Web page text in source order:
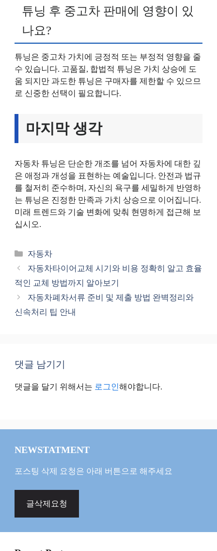
튜닝 후 중고차 판매에 영향이 있
나요?
튜닝은 중고차 가치에 긍정적 또는 부정적 영향을 줄
수 있습니다. 고품질, 합법적 튜닝은 가치 상승에 도
움 되지만 과도한 튜닝은 구매자를 제한할 수 있으므
로 신중한 선택이 필요합니다.
마지막 생각
자동차 튜닝은 단순한 개조를 넘어 자동차에 대한 깊
은 애정과 개성을 표현하는 예술입니다. 안전과 법규
를 철저히 준수하며, 자신의 욕구를 세밀하게 반영하
는 튜닝은 진정한 만족과 가치 상승으로 이어집니다.
미래 트렌드와 기술 변화에 맞춰 현명하게 접근해 보
십시오.
카
테
리
자동차
자동차타이어교체 시기와 비용 정확히 알고 효율
적인 교체 방법까지 알아보기
자동차폐차서류 준비 및 제출 방법 완벽정리와
신속처리 팁 안내
댓글 남기기
댓글을 달기 위해서는 로그인해야합니다.
NEWSTATMENT
포스팅 삭제 요청은 아래 버튼으로 해주세요
글삭제요청